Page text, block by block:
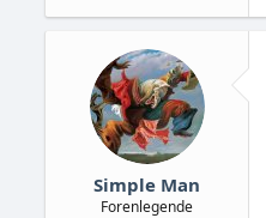
Simple Man
Forenlegende